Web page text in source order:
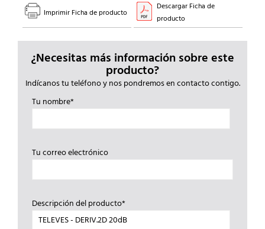
Imprimir Ficha de producto
Descargar Ficha de
producto
¿Necesitas más información sobre este
producto?
Indícanos tu teléfono y nos pondremos en contacto contigo.
Tu nombre*
Tu correo electrónico
Descripción del producto*